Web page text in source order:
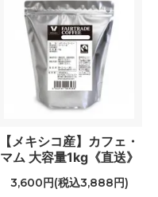
【メキシコ産】カフェ・
マム 大容量1kg《直送》
3,600円(税込3,888円)